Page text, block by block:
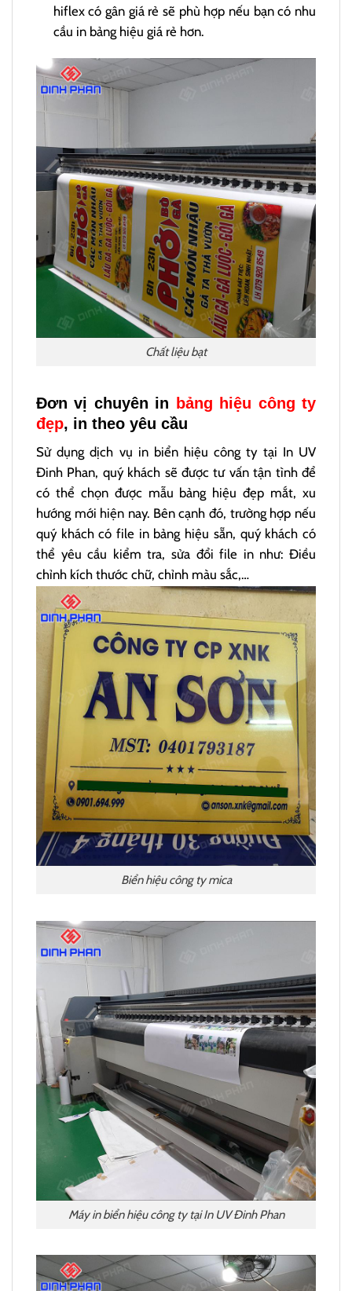
hiflex có gân giá rẻ sẽ phù hợp nếu bạn có nhu
cầu in bảng hiệu giá rẻ hơn.
Chất liệu bạt
Đơn vị chuyên in
bảng hiệu công ty
đẹp, in theo yêu cầu
Sử dụng dịch vụ in biển hiệu công ty tại In UV
Đinh Phan, quý khách sẽ được tư vấn tận tình để
có thể chọn được mẫu bảng hiệu đẹp mắt, xu
hướng mới hiện nay. Bên cạnh đó, trường hợp nếu
quý khách có file in bảng hiệu sẵn, quý khách có
thể yêu cầu kiểm tra, sửa đổi file in như: Điều
chỉnh kích thước chữ, chỉnh màu sắc,…
Biển hiệu công ty mica
Máy in biển hiệu công ty tại In UV Đinh Phan